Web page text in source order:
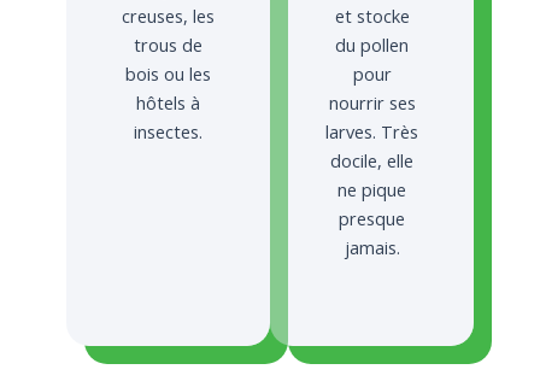
creuses, les
trous de
bois ou les
hôtels à
insectes.
et stocke
du pollen
pour
nourrir ses
larves. Très
docile, elle
ne pique
presque
jamais.